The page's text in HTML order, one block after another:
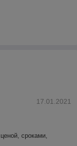
17.01.2021
сроками,